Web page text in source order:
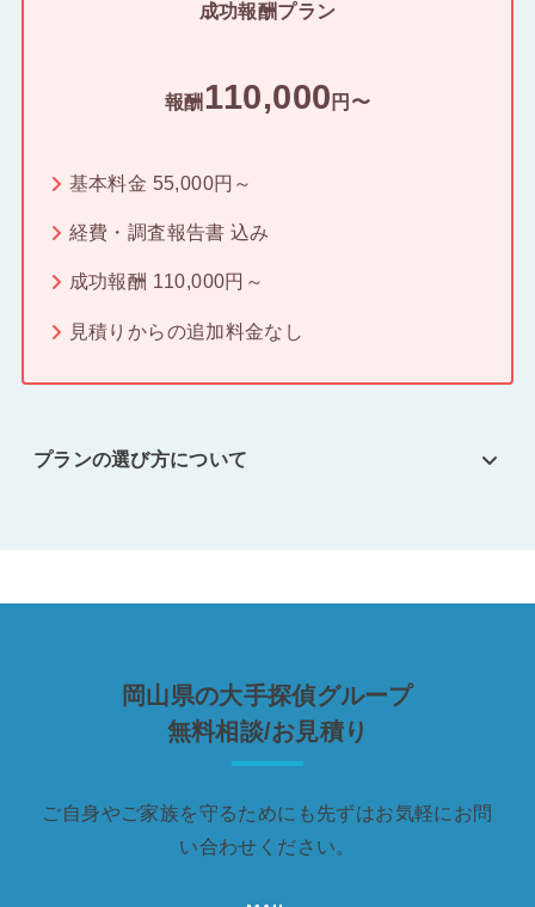
成功報酬プラン
報酬 110,000 円〜
基本料金 55,000円～
経費・調査報告書 込み
成功報酬 110,000円～
見積りからの追加料金なし
プランの選び方について
岡山県の大手探偵グループ
無料相談/お見積り
ご自身やご家族を守るためにも先ずはお気軽にお問
い合わせください。